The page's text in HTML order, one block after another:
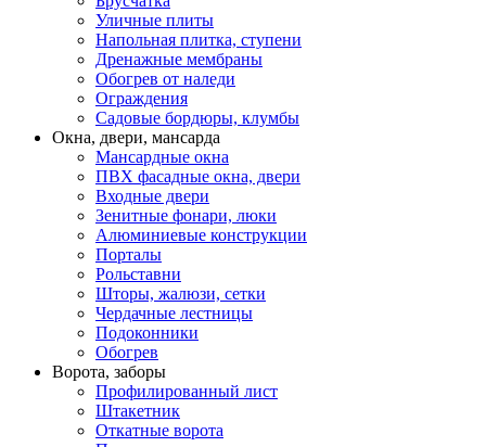
Уличные плиты
Напольная плитка, ступени
Дренажные мембраны
Обогрев от наледи
Ограждения
Садовые бордюры, клумбы
Окна, двери, мансарда
Мансардные окна
ПВХ фасадные окна, двери
Входные двери
Зенитные фонари, люки
Алюминиевые конструкции
Порталы
Рольставни
Шторы, жалюзи, сетки
Чердачные лестницы
Подоконники
Обогрев
Ворота, заборы
Профилированный лист
Штакетник
Откатные ворота